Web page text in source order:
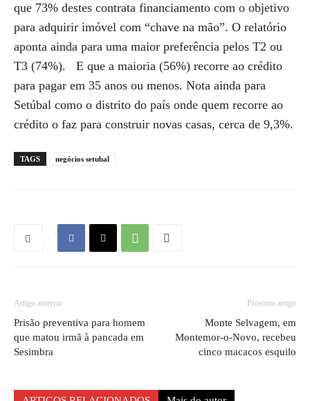
que 73% destes contrata financiamento com o objetivo
para adquirir imóvel com “chave na mão”. O relatório
aponta ainda para uma maior preferência pelos T2 ou
T3 (74%). E que a maioria (56%) recorre ao crédito
para pagar em 35 anos ou menos. Nota ainda para
Setúbal como o distrito do país onde quem recorre ao
crédito o faz para construir novas casas, cerca de 9,3%.
TAGS negócios setubal
Artigo anterior
Prisão preventiva para homem
que matou irmã à pancada em
Sesimbra
Próximo artigo
Monte Selvagem, em
Montemor-o-Novo, recebeu
cinco macacos esquilo